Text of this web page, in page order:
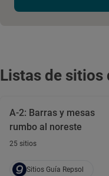
Listas de sitios
A-2: Barras y mesas
rumbo al noreste
25 sitios
Sitios Guía Repsol